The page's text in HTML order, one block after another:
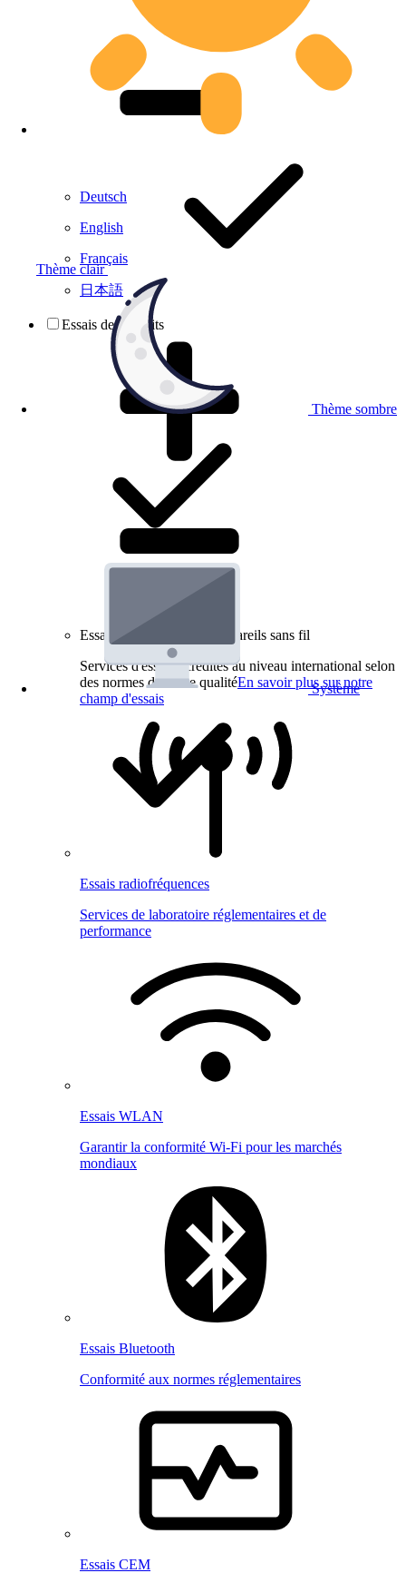
Thème clair
Thème sombre
Système
Deutsch
English
Français
日本語
Essais de produits
Essais de produits pour appareils sans fil
Services d'essai accrédités au niveau international selon
des normes de haute qualitéEn savoir plus sur notre
champ d'essais
Essais radiofréquences
Services de laboratoire réglementaires et de
performance
Essais WLAN
Garantir la conformité Wi-Fi pour les marchés
mondiaux
Essais Bluetooth
Conformité aux normes réglementaires
Essais CEM